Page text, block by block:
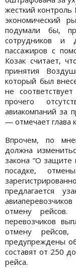
жесткий контроль
экономический
подумали бы,
сотрудников и
пассажиров с
Козак считает,
принятия
который был
не
прочего
авиакомпаний за
— отмечает глава
Впрочем, по
должна
закона “О защите
посадке,
предлагается
отмену рейсов.
перевозчиков
отмену
предупреждены
составят от 250
рейса.